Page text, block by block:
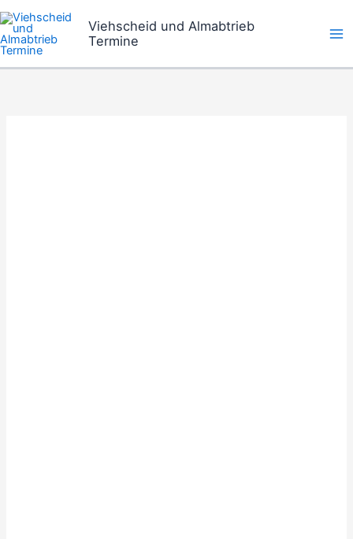
Zum
Inhalt
springen
Viehscheid und Almabtrieb
Termine